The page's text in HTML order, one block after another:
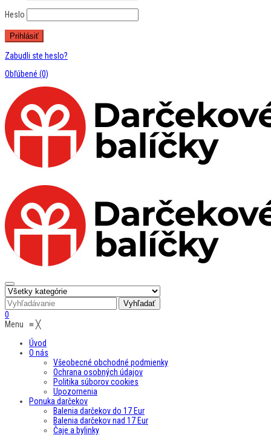
Heslo
Zabudli ste heslo?
Obľúbené (0)
0
Menu ≡╳
Úvod
O nás
Všeobecné obchodné podmienky
Ochrana osobných údajov
Politika súborov cookies
Upozornenia
Ponuka darčekov
Balenia darčekov do 17 Eur
Balenia darčekov nad 17 Eur
Čaje a bylinky